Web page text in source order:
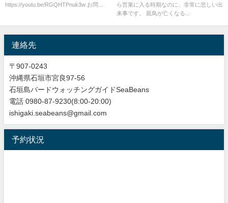
https://youtu.be/RGQHTPnuk3w お問...
ら営巣に入る時期なのに、非常に悲しい出
来事です。 親鳥が亡くなる...
連絡先
〒907-0243
沖縄県石垣市宮良97-56
石垣島バードウォッチングガイドSeaBeans
電話 0980-87-9230(8:00-20:00)
ishigaki.seabeans@gmail.com
予約状況